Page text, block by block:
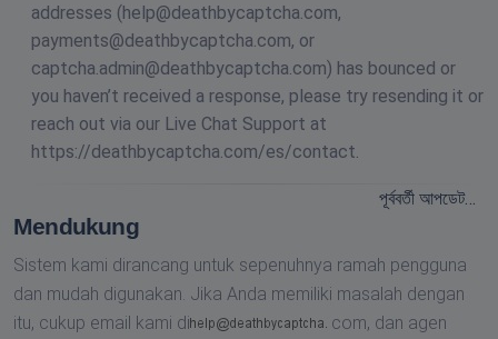
addresses (help@deathbycaptcha.com,
payments@deathbycaptcha.com, or
captcha.admin@deathbycaptcha.com) has bounced or
you haven’t received a response, please try resending it or
reach out via our Live Chat Support at
https://deathbycaptcha.com/es/contact.
পূর্ববর্তী আপডেট…
Mendukung
Sistem kami dirancang untuk sepenuhnya ramah pengguna
dan mudah digunakan. Jika Anda memiliki masalah dengan
itu, cukup email kami di
com, dan agen